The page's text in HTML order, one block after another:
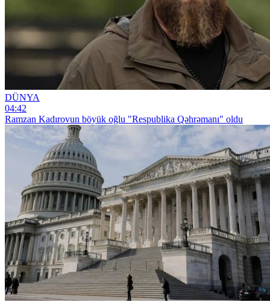
DÜNYA
04:42
Ramzan Kadırovun böyük oğlu "Respublika Qəhrəmanı" oldu